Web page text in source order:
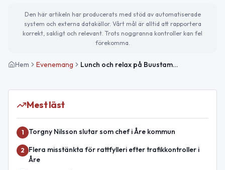
Den här artikeln har producerats med stöd av automatiserade
system och externa datakällor. Vårt mål är alltid att rapportera
korrekt, sakligt och relevant. Trots noggranna kontroller kan fel
förekomma.
Hem Evenemang Lunch och relax på Buustamon
Mest läst
1 Torgny Nilsson slutar som chef i Åre kommun
2
Flera misstänkta för rattfylleri efter trafikkontroller i
Åre